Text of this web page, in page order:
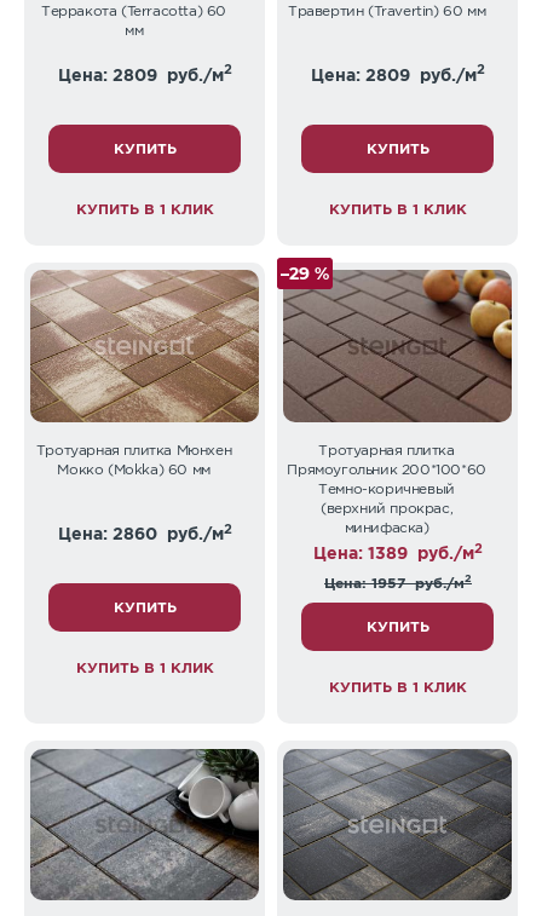
Терракота (Terracotta) 60
мм
Цена: 2809 руб./м2
КУПИТЬ
КУПИТЬ В 1 КЛИК
Травертин (Travertin) 60 мм
Цена: 2809 руб./м2
КУПИТЬ
КУПИТЬ В 1 КЛИК
Тротуарная плитка Мюнхен
Мокко (Mokka) 60 мм
Цена: 2860 руб./м2
КУПИТЬ
КУПИТЬ В 1 КЛИК
–29 %
Тротуарная плитка
Прямоугольник 200*100*60
Темно-коричневый
(верхний прокрас,
минифаска)
Цена: 1389 руб./м2
Цена: 1957руб./м2
КУПИТЬ
КУПИТЬ В 1 КЛИК